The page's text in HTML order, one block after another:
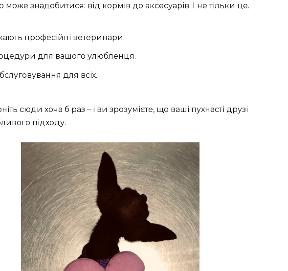
знадобитися: від кормів до аксесуарів. І не тільки це.
професійні ветеринари.
для вашого улюбленця.
для всіх.
сюди хоча б раз – і ви зрозумієте, що ваші пухнасті друзі
підходу.